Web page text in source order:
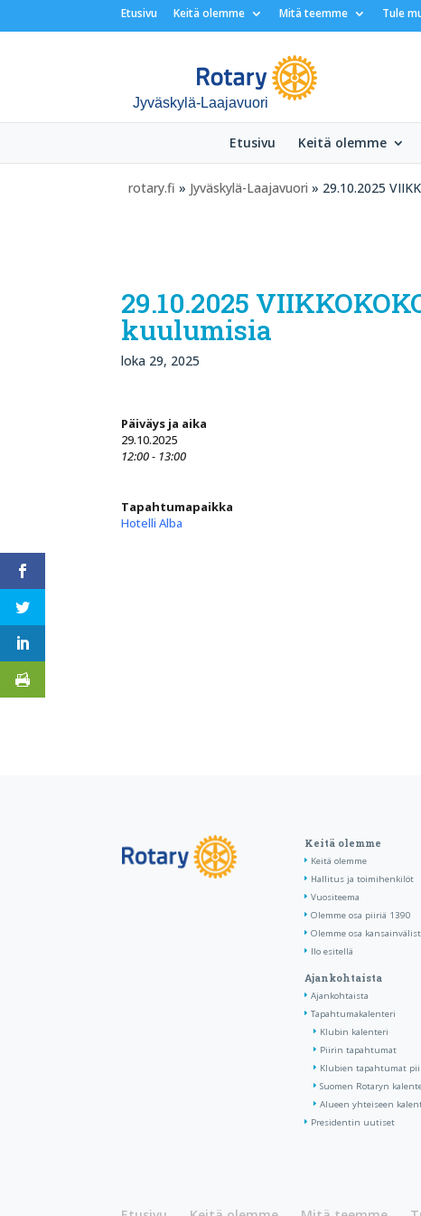
Etusivu Keitä olemme Mitä teemme Tule
Jyväskylä-Laajavuori
Etusivu Keitä olemme
rotary.fi » Jyväskylä-Laajavuori » 29.10.2025
29.10.2025
kuulumisia
loka 29, 2025
Päiväys ja aika
29.10.2025
12:00 - 13:00
Tapahtumapaikka
Hotelli Alba
Keitä olemme
Keitä olemme
Hallitus ja toimihenkilöt
Vuositeema
Olemme osa piiriä 1390
Olemme osa
Ilo esitellä
Ajankohtaista
Ajankohtaista
Tapahtumakalenteri
Klubin kalenteri
Piirin tapahtumat
Klubien tapahtumat
Suomen Rotaryn
Alueen yhteiseen
Presidentin uutiset